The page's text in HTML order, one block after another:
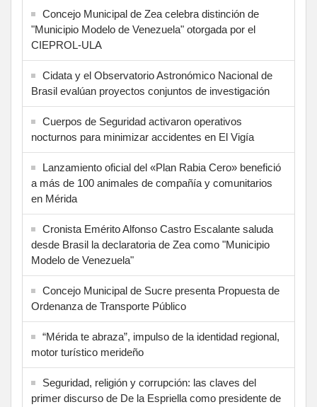
Concejo Municipal de Zea celebra distinción de
"Municipio Modelo de Venezuela" otorgada por el
CIEPROL-ULA
Cidata y el Observatorio Astronómico Nacional de
Brasil evalúan proyectos conjuntos de investigación
Cuerpos de Seguridad activaron operativos
nocturnos para minimizar accidentes en El Vigía
Lanzamiento oficial del «Plan Rabia Cero» benefició
a más de 100 animales de compañía y comunitarios
en Mérida
Cronista Emérito Alfonso Castro Escalante saluda
desde Brasil la declaratoria de Zea como "Municipio
Modelo de Venezuela"
Concejo Municipal de Sucre presenta Propuesta de
Ordenanza de Transporte Público
“Mérida te abraza”, impulso de la identidad regional,
motor turístico merideño
Seguridad, religión y corrupción: las claves del
primer discurso de De la Espriella como presidente de